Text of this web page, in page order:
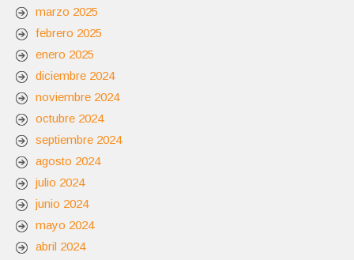
marzo 2025
febrero 2025
enero 2025
diciembre 2024
noviembre 2024
octubre 2024
septiembre 2024
agosto 2024
julio 2024
junio 2024
mayo 2024
abril 2024